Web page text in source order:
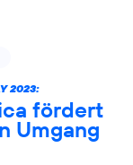
2023:
fördert
Umgang